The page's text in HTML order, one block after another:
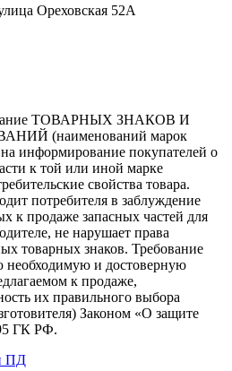
Ореховская 52А
ТОВАРНЫХ ЗНАКОВ И
(наименований марок
информирование покупателей о
к той или иной марке
свойства товара.
потребителя в заблуждение
к продаже запасных частей для
не нарушает права
товарных знаков. Требование
необходимую и достоверную
к продаже,
их правильного выбора
Законом «О защите
ГК РФ.
ПД